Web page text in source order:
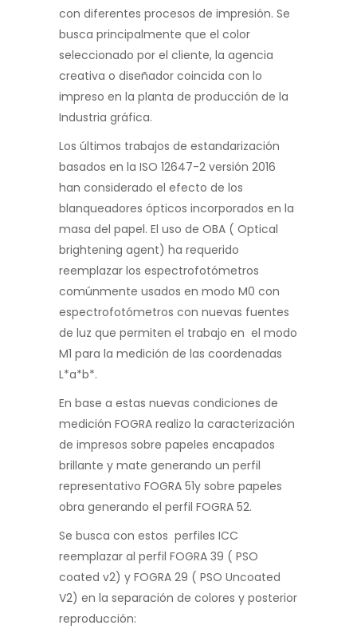
con diferentes procesos de impresión. Se
busca principalmente que el color
seleccionado por el cliente, la agencia
creativa o diseñador coincida con lo
impreso en la planta de producción de la
Industria gráfica.
Los últimos trabajos de estandarización
basados en la ISO 12647-2 versión 2016
han considerado el efecto de los
blanqueadores ópticos incorporados en la
masa del papel. El uso de OBA ( Optical
brightening agent) ha requerido
reemplazar los espectrofotómetros
comúnmente usados en modo M0 con
espectrofotómetros con nuevas fuentes
de luz que permiten el trabajo en el modo
M1 para la medición de las coordenadas
L*a*b*.
En base a estas nuevas condiciones de
medición FOGRA realizo la caracterización
de impresos sobre papeles encapados
brillante y mate generando un perfil
representativo FOGRA 51y sobre papeles
obra generando el perfil FOGRA 52.
Se busca con estos perfiles ICC
reemplazar al perfil FOGRA 39 ( PSO
coated v2) y FOGRA 29 ( PSO Uncoated
V2) en la separación de colores y posterior
reproducción: